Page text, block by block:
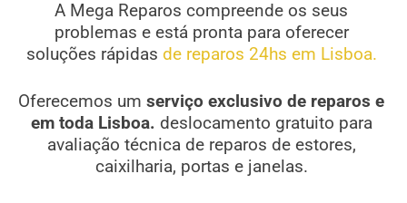
A Mega Reparos compreende os seus
problemas e está pronta para oferecer
soluções rápidas de reparos 24hs em Lisboa.
Oferecemos um serviço exclusivo de reparos e
em toda Lisboa. deslocamento gratuito para
avaliação técnica de reparos de estores,
caixilharia, portas e janelas.